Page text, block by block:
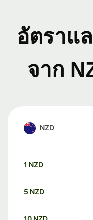
อัตราแ
จาก
NZD
1 NZD
5 NZD